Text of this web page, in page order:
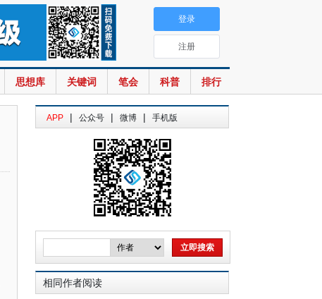
思想库 关键词 笔会 科普 排行
登录
注册
APP | 公众号 | 微博 | 手机版
相同作者阅读